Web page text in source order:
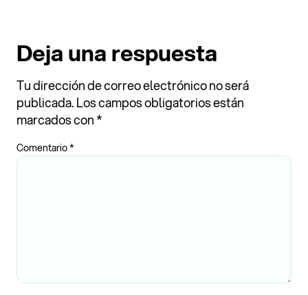
Deja una respuesta
Tu dirección de correo electrónico no será
publicada.Los campos obligatorios están
marcados con*
Comentario*